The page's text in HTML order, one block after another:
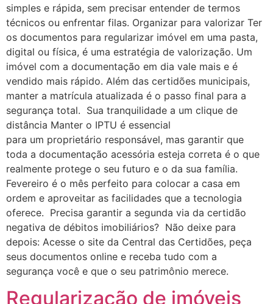
simples e rápida, sem precisar entender de termos
técnicos ou enfrentar filas. Organizar para valorizar Ter
os documentos para regularizar imóvel em uma pasta,
digital ou física, é uma estratégia de valorização. Um
imóvel com a documentação em dia vale mais e é
vendido mais rápido. Além das certidões municipais,
manter a matrícula atualizada é o passo final para a
segurança total. Sua tranquilidade a um clique de
distância Manter o IPTU é essencial
para um proprietário responsável, mas garantir que
toda a documentação acessória esteja correta é o que
realmente protege o seu futuro e o da sua família.
Fevereiro é o mês perfeito para colocar a casa em
ordem e aproveitar as facilidades que a tecnologia
oferece. Precisa garantir a segunda via da certidão
negativa de débitos imobiliários? Não deixe para
depois: Acesse o site da Central das Certidões, peça
seus documentos online e receba tudo com a
segurança você e que o seu patrimônio merece.
Regularização de imóveis